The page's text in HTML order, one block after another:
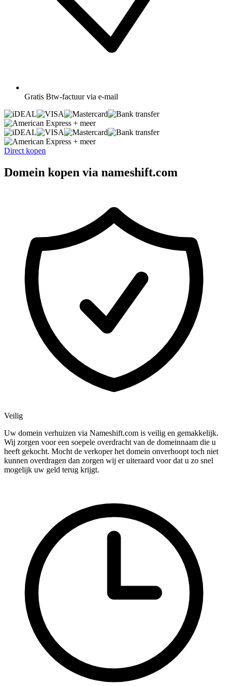
Gratis Btw-factuur via e-mail
+ meer
+ meer
Direct kopen
Domein kopen via nameshift.com
Veilig
Uw domein verhuizen via Nameshift.com is veilig en gemakkelijk.
Wij zorgen voor een soepele overdracht van de domeinnaam die u
heeft gekocht. Mocht de verkoper het domein onverhoopt toch niet
kunnen overdragen dan zorgen wij er uiteraard voor dat u zo snel
mogelijk uw geld terug krijgt.